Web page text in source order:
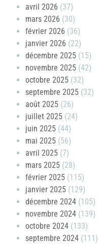
avril 2026 (37)
mars 2026 (30)
février 2026 (36)
janvier 2026 (22)
décembre 2025 (15)
novembre 2025 (42)
octobre 2025 (32)
septembre 2025 (32)
août 2025 (26)
juillet 2025 (24)
juin 2025 (44)
mai 2025 (56)
avril 2025 (7)
mars 2025 (28)
février 2025 (115)
janvier 2025 (129)
décembre 2024 (105)
novembre 2024 (139)
octobre 2024 (133)
septembre 2024 (111)